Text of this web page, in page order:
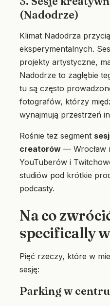
(Nadodrze)
Klimat Nadodrza
eksperymentalnych.
projekty artystyczne,
Nadodrze to zagłębie
tu są często
fotografów, którzy
wynajmują przestrzeń
Rośnie też segment
creatorów — Wrocław
YouTuberów i
studiów pod krótkie
podcasty.
Na co
specifically
Pięć rzeczy, które w
sesję:
Parking w